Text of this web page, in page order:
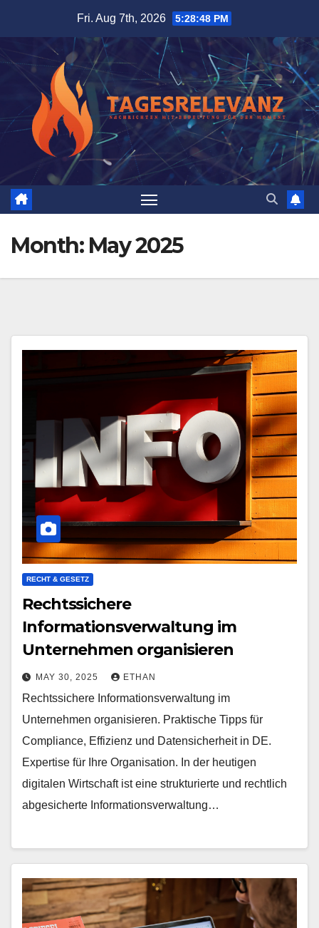
content
Fri. Aug 7th, 2026 5:28:49 PM
Month: May 2025
RECHT & GESETZ
Rechtssichere
Informationsverwaltung im
Unternehmen organisieren
MAY 30, 2025 ETHAN
Rechtssichere Informationsverwaltung im
Unternehmen organisieren. Praktische Tipps für
Compliance, Effizienz und Datensicherheit in DE.
Expertise für Ihre Organisation. In der heutigen
digitalen Wirtschaft ist eine strukturierte und rechtlich
abgesicherte Informationsverwaltung…